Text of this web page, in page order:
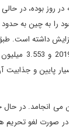
خام ایران در مارس 6.3 درصد (137
پایین و
می انجامد. در
صورت لغو تحریم